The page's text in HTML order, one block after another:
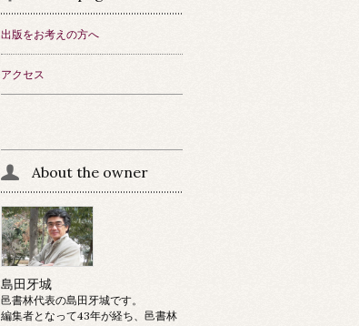
出版をお考えの方へ
アクセス
About the owner
島田牙城
邑書林代表の島田牙城です。
編集者となって43年が経ち、邑書林